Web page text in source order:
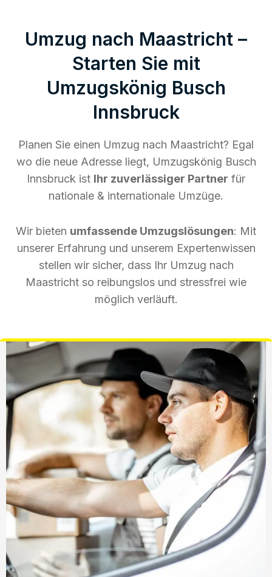
Umzug nach Maastricht –
Starten Sie mit
Umzugskönig Busch
Innsbruck
Planen Sie einen Umzug nach Maastricht? Egal
wo die neue Adresse liegt, Umzugskönig Busch
Innsbruck ist Ihr zuverlässiger Partner für
nationale & internationale Umzüge.
Wir bieten umfassende Umzugslösungen: Mit
unserer Erfahrung und unserem Expertenwissen
stellen wir sicher, dass Ihr Umzug nach
Maastricht so reibungslos und stressfrei wie
möglich verläuft.